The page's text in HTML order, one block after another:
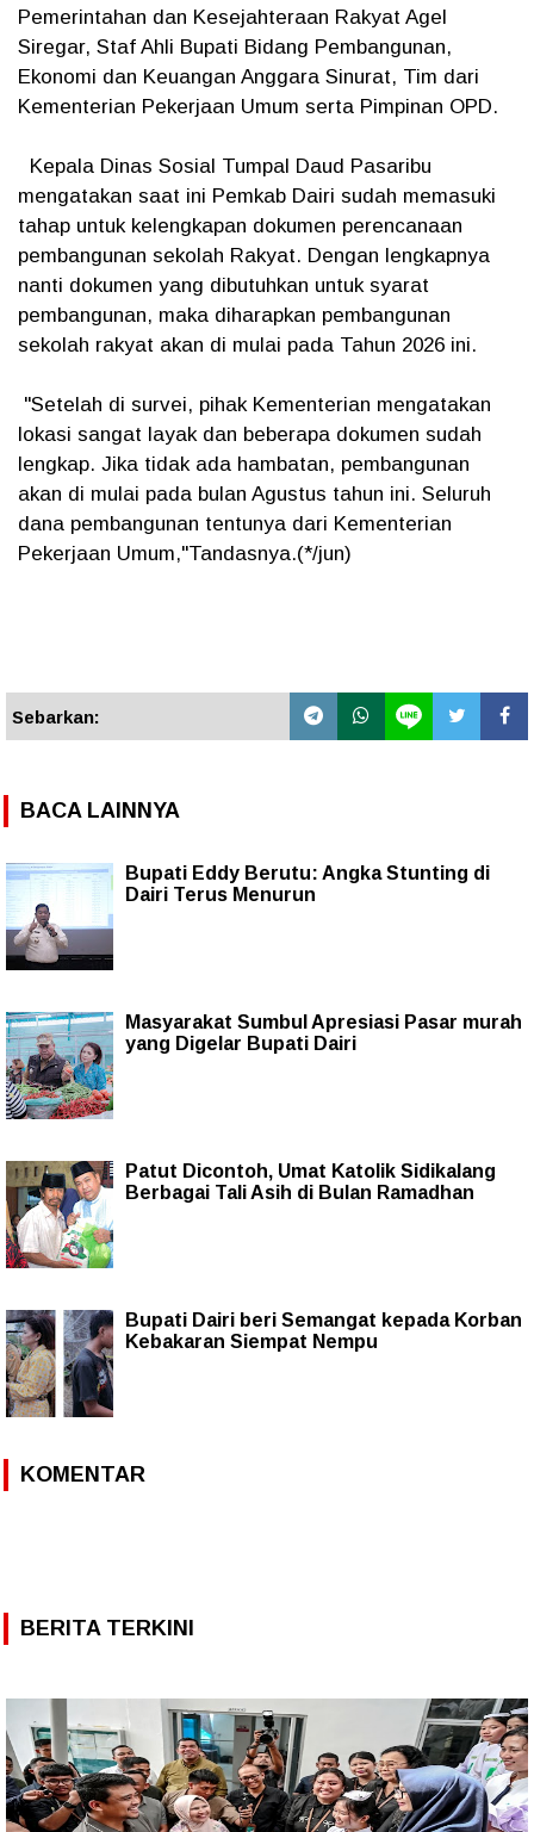
Pemerintahan dan Kesejahteraan Rakyat Agel
Siregar, Staf Ahli Bupati Bidang Pembangunan,
Ekonomi dan Keuangan Anggara Sinurat, Tim dari
Kementerian Pekerjaan Umum serta Pimpinan OPD.
Kepala Dinas Sosial Tumpal Daud Pasaribu
mengatakan saat ini Pemkab Dairi sudah memasuki
tahap untuk kelengkapan dokumen perencanaan
pembangunan sekolah Rakyat. Dengan lengkapnya
nanti dokumen yang dibutuhkan untuk syarat
pembangunan, maka diharapkan pembangunan
sekolah rakyat akan di mulai pada Tahun 2026 ini.
"Setelah di survei, pihak Kementerian mengatakan
lokasi sangat layak dan beberapa dokumen sudah
lengkap. Jika tidak ada hambatan, pembangunan
akan di mulai pada bulan Agustus tahun ini. Seluruh
dana pembangunan tentunya dari Kementerian
Pekerjaan Umum,"Tandasnya.(*/jun)
Sebarkan:
BACA LAINNYA
Bupati Eddy Berutu: Angka Stunting di
Dairi Terus Menurun
Masyarakat Sumbul Apresiasi Pasar murah
yang Digelar Bupati Dairi
Patut Dicontoh, Umat Katolik Sidikalang
Berbagai Tali Asih di Bulan Ramadhan
Bupati Dairi beri Semangat kepada Korban
Kebakaran Siempat Nempu
KOMENTAR
BERITA TERKINI